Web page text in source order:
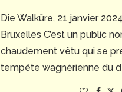
Die Walküre, 21 janvier
Bruxelles C’est un public
chaudement vêtu qui se
tempête wagnérienne du